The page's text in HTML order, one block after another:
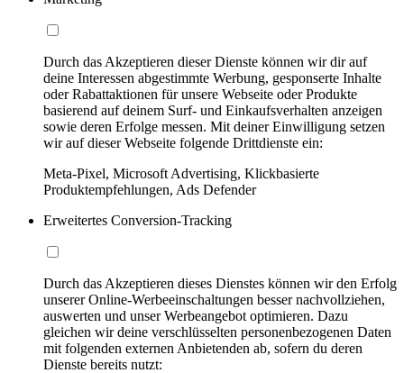
Durch das Akzeptieren dieser Dienste können wir dir auf
deine Interessen abgestimmte Werbung, gesponserte Inhalte
oder Rabattaktionen für unsere Webseite oder Produkte
basierend auf deinem Surf- und Einkaufsverhalten anzeigen
sowie deren Erfolge messen. Mit deiner Einwilligung setzen
wir auf dieser Webseite folgende Drittdienste ein:
Meta-Pixel, Microsoft Advertising, Klickbasierte
Produktempfehlungen, Ads Defender
Erweitertes Conversion-Tracking
Durch das Akzeptieren dieses Dienstes können wir den Erfolg
unserer Online-Werbeeinschaltungen besser nachvollziehen,
auswerten und unser Werbeangebot optimieren. Dazu
gleichen wir deine verschlüsselten personenbezogenen Daten
mit folgenden externen Anbietenden ab, sofern du deren
Dienste bereits nutzt: